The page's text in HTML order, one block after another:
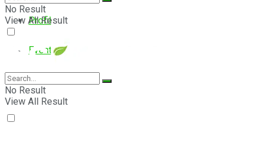
Profil
Event
E-Magazine
No Result
View All Result
No Result
View All Result